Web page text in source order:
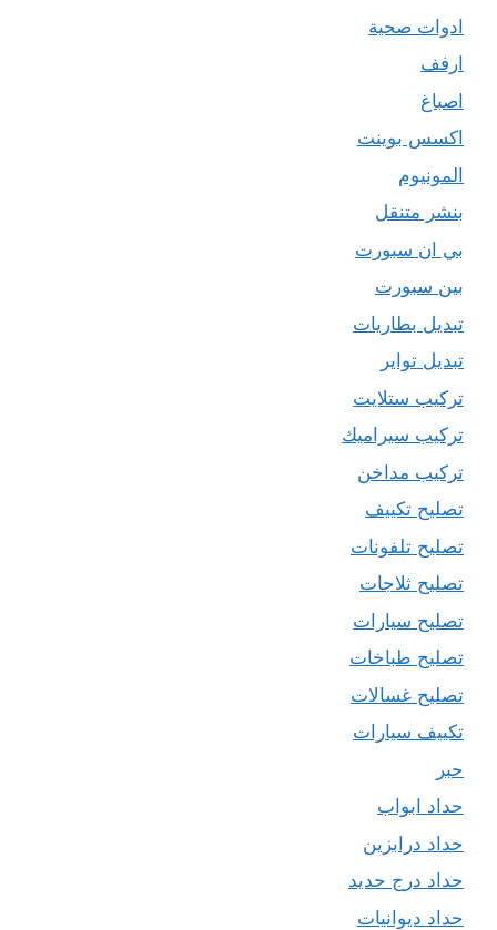
ادوات صحية
ارفف
اصباغ
اكسس بوينت
المونيوم
بنشر متنقل
بي ان سبورت
بين سبورت
تبديل بطاريات
تبديل تواير
تركيب ستلايت
تركيب سيراميك
تركيب مداخن
تصليح تكييف
تصليح تلفونات
تصليح ثلاجات
تصليح سيارات
تصليح طباخات
تصليح غسالات
تكييف سيارات
حبر
حداد ابواب
حداد درابزين
حداد درج حديد
حداد ديوانيات